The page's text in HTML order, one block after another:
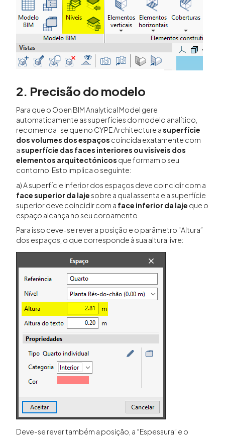
2. Precisão do modelo
Para que o Open BIM Analytical Model gere
automaticamente as superfícies do modelo analítico,
recomenda-se que no CYPE Architecture asuperfície
dos volumes dos espaços coincida exatamente com
asuperfície das faces interiores ou visíveis dos
elementos arquitectónicos que formam o seu
contorno. Esto implica o seguinte:
a) A superfície inferior dos espaços deve coincidir com a
face superior da laje sobre a qual assenta e a superfície
superior deve coincidir com a face inferior da laje que o
espaço alcança no seu coroamento.
Para isso ceve-se rever a posição e o parâmetro “Altura”
dos espaços, o que corresponde à sua altura livre:
Deve-se rever também a posição, a “Espessura” e o